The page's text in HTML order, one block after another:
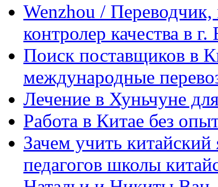
Wenzhou / Переводчик,
контролер качества в
Поиск поставщиков в
международные
Лечение в Хуньчуне
Работа в Китае без
Зачем учить
педагогов школы